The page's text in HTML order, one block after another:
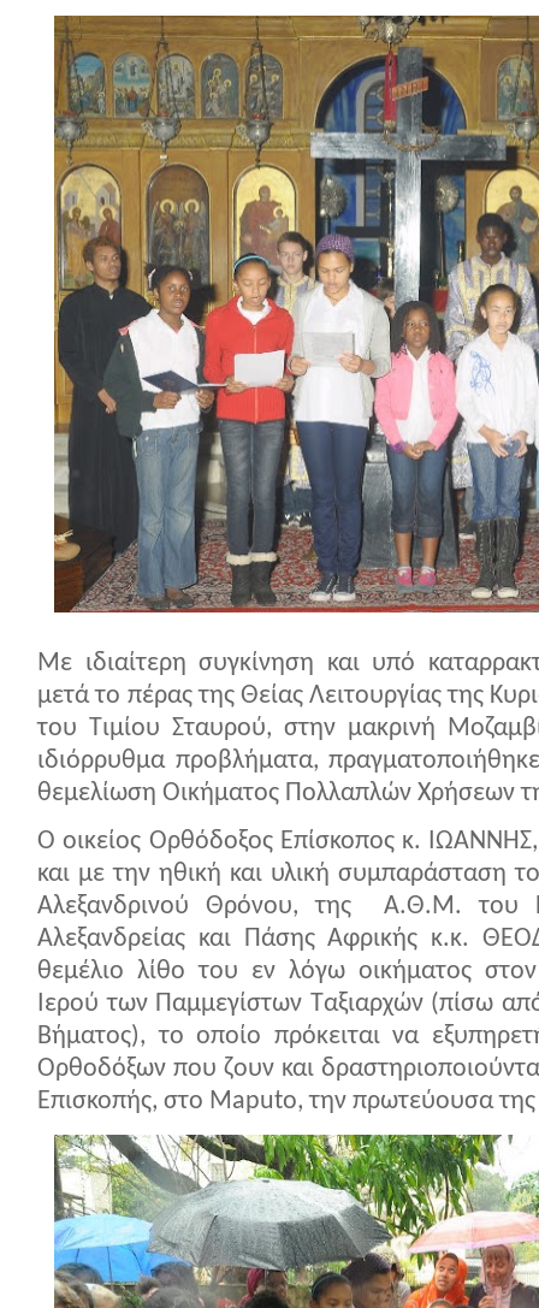
Με ιδιαίτερη συγκίνηση και υπό
μετά το πέρας της Θείας Λειτουργίας της
του Τιμίου Σταυρού, στην μακρινή
ιδιόρρυθμα προβλήματα,
θεμελίωση Οικήματος Πολλαπλών Χρήσεων
Ο οικείος Ορθόδοξος Επίσκοπος κ. ΙΩΑΝΝΗΣ,
και με την ηθική και υλική συμπαράσταση
Αλεξανδρινού Θρόνου, της Α.Θ.Μ. του
Αλεξανδρείας και Πάσης Αφρικής κ.κ.
θεμέλιο λίθο του εν λόγω οικήματος
Ιερού των Παμμεγίστων Ταξιαρχών (πίσω
Βήματος), το οποίο πρόκειται να
Ορθοδόξων που ζουν και
Επισκοπής, στο Maputo, την πρωτεύουσα